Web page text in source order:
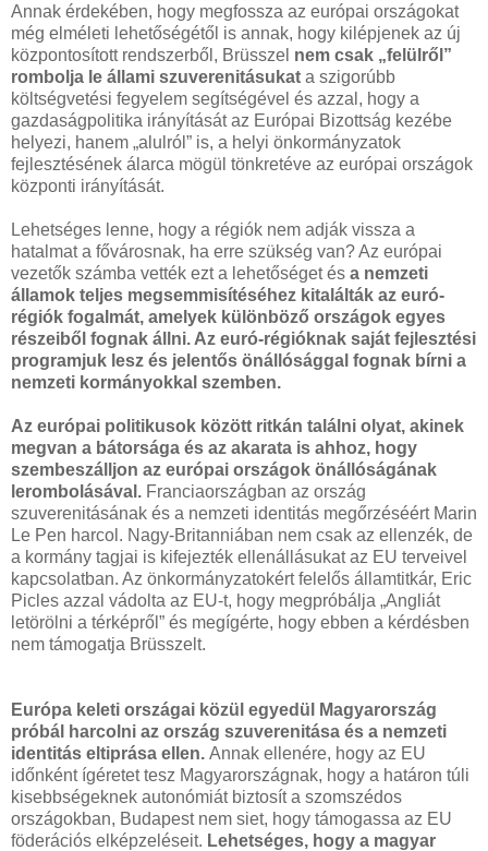
Annak érdekében, hogy megfossza az európai országokat
még elméleti lehetőségétől is annak, hogy kilépjenek az új
központosított rendszerből, Brüsszel nem csak „felülről”
rombolja le állami szuverenitásukat a szigorúbb
költségvetési fegyelem segítségével és azzal, hogy a
gazdaságpolitika irányítását az Európai Bizottság kezébe
helyezi, hanem „alulról” is, a helyi önkormányzatok
fejlesztésének álarca mögül tönkretéve az európai országok
központi irányítását.
Lehetséges lenne, hogy a régiók nem adják vissza a
hatalmat a fővárosnak, ha erre szükség van? Az európai
vezetők számba vették ezt a lehetőséget és a nemzeti
államok teljes megsemmisítéséhez kitalálták az euró-
régiók fogalmát, amelyek különböző országok egyes
részeiből fognak állni. Az euró-régióknak saját fejlesztési
programjuk lesz és jelentős önállósággal fognak bírni a
nemzeti kormányokkal szemben.
Az európai politikusok között ritkán találni olyat, akinek
megvan a bátorsága és az akarata is ahhoz, hogy
szembeszálljon az európai országok önállóságának
lerombolásával. Franciaországban az ország
szuverenitásának és a nemzeti identitás megőrzéséért Marin
Le Pen harcol. Nagy-Britanniában nem csak az ellenzék, de
a kormány tagjai is kifejezték ellenállásukat az EU terveivel
kapcsolatban. Az önkormányzatokért felelős államtitkár, Eric
Picles azzal vádolta az EU-t, hogy megpróbálja „Angliát
letörölni a térképről” és megígérte, hogy ebben a kérdésben
nem támogatja Brüsszelt.
Európa keleti országai közül egyedül Magyarország
próbál harcolni az ország szuverenitása és a nemzeti
identitás eltiprása ellen. Annak ellenére, hogy az EU
időnként ígéretet tesz Magyarországnak, hogy a határon túli
kisebbségeknek autonómiát biztosít a szomszédos
országokban, Budapest nem siet, hogy támogassa az EU
föderációs elképzeléseit. Lehetséges, hogy a magyar